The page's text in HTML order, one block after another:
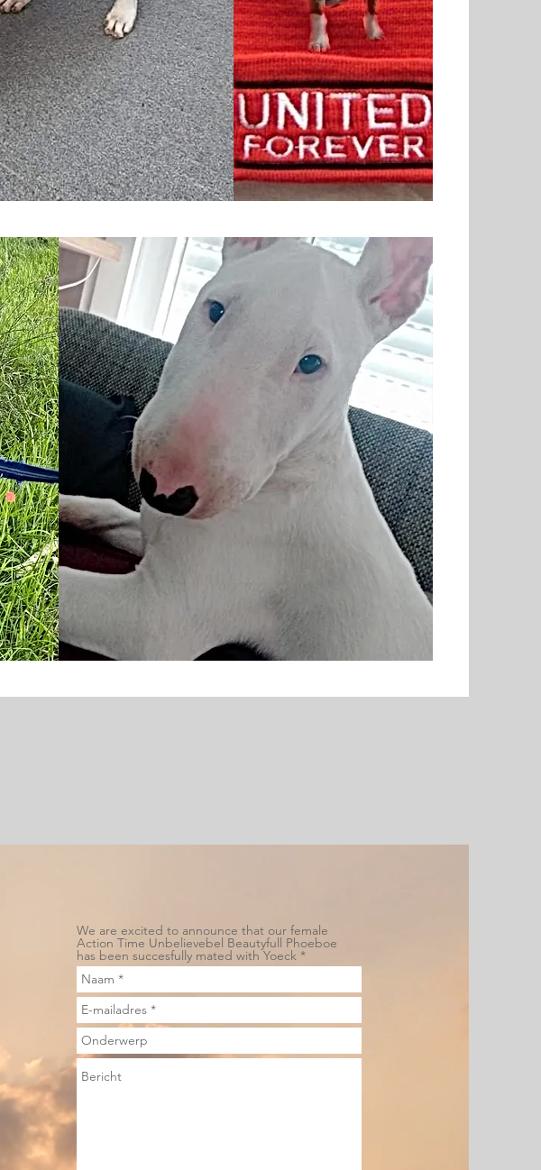
We are excited to announce that our female
Action Time Unbelievebel Beautyfull Phoeboe
has been succesfully mated with Yoeck